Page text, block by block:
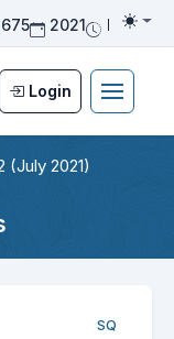
2021 Biannual
Login
(July 2021)
SQ